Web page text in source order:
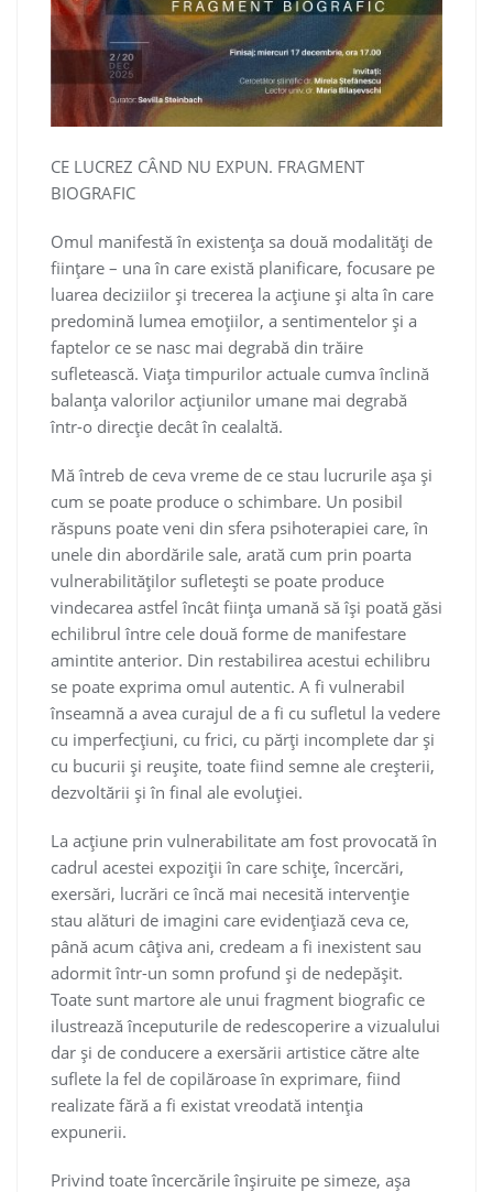
CE LUCREZ CÂND NU EXPUN. FRAGMENT
BIOGRAFIC
Omul manifestă în existența sa două modalități de
ființare – una în care există planificare, focusare pe
luarea deciziilor și trecerea la acțiune și alta în care
predomină lumea emoțiilor, a sentimentelor și a
faptelor ce se nasc mai degrabă din trăire
sufletească. Viața timpurilor actuale cumva înclină
balanța valorilor acțiunilor umane mai degrabă
într-o direcție decât în cealaltă.
Mă întreb de ceva vreme de ce stau lucrurile așa și
cum se poate produce o schimbare. Un posibil
răspuns poate veni din sfera psihoterapiei care, în
unele din abordările sale, arată cum prin poarta
vulnerabilităților sufletești se poate produce
vindecarea astfel încât ființa umană să își poată găsi
echilibrul între cele două forme de manifestare
amintite anterior. Din restabilirea acestui echilibru
se poate exprima omul autentic. A fi vulnerabil
înseamnă a avea curajul de a fi cu sufletul la vedere
cu imperfecțiuni, cu frici, cu părți incomplete dar și
cu bucurii și reușite, toate fiind semne ale creșterii,
dezvoltării și în final ale evoluției.
La acțiune prin vulnerabilitate am fost provocată în
cadrul acestei expoziții în care schițe, încercări,
exersări, lucrări ce încă mai necesită intervenție
stau alături de imagini care evidențiază ceva ce,
până acum câțiva ani, credeam a fi inexistent sau
adormit într-un somn profund și de nedepășit.
Toate sunt martore ale unui fragment biografic ce
ilustrează începuturile de redescoperire a vizualului
dar și de conducere a exersării artistice către alte
suflete la fel de copilăroase în exprimare, fiind
realizate fără a fi existat vreodată intenția
expunerii.
Privind toate încercările înșiruite pe simeze, așa